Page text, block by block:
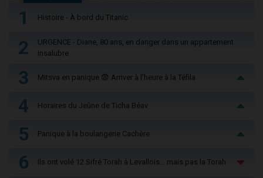
1 Histoire - À bord du Titanic
2
URGENCE - Diane, 80 ans, en danger dans un appartement
insalubre
3 Mitsva en panique 😨 Arriver à l'heure à la Téfila
4 Horaires du Jeûne de Ticha Béav
5 Panique à la boulangerie Cachère
6 Ils ont volé 12 Sifré Torah à Levallois… mais pas la Torah